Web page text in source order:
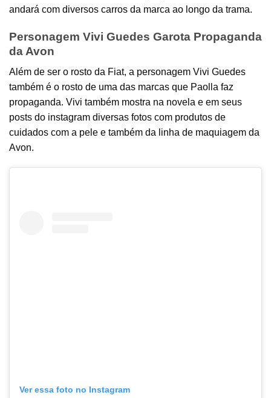
andará com diversos carros da marca ao longo da trama.
Personagem Vivi Guedes Garota Propaganda
da Avon
Além de ser o rosto da Fiat, a personagem Vivi Guedes
também é o rosto de uma das marcas que Paolla faz
propaganda. Vivi também mostra na novela e em seus
posts do instagram diversas fotos com produtos de
cuidados com a pele e também da linha de maquiagem da
Avon.
Ver essa foto no Instagram